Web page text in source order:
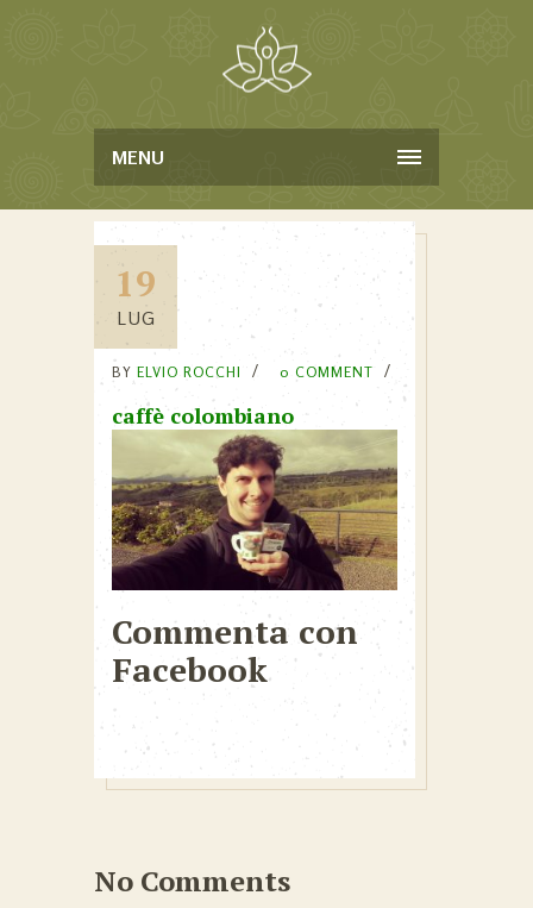
MENU
19
LUG
BY ELVIO ROCCHI 0 COMMENT
caffè colombiano
Commenta con
Facebook
No Comments